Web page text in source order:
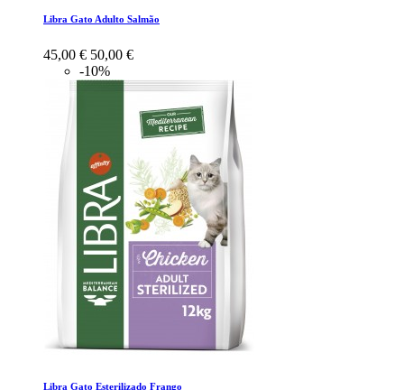
Libra Gato Adulto Salmão
45,00 € 50,00 €
-10%
Libra Gato Esterilizado Frango